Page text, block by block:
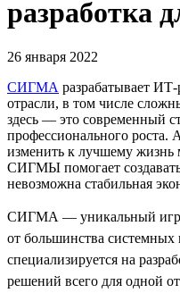
разработка
26 января 2022
СИГМА разрабатывает
отрасли, в том числе
здесь — это современный
профессионального роста.
изменить к лучшему жизнь
СИГМЫ помогает создавать
невозможна стабильная
СИГМА — уникальный
от большинства системных
специализируется на
решений всего для одной